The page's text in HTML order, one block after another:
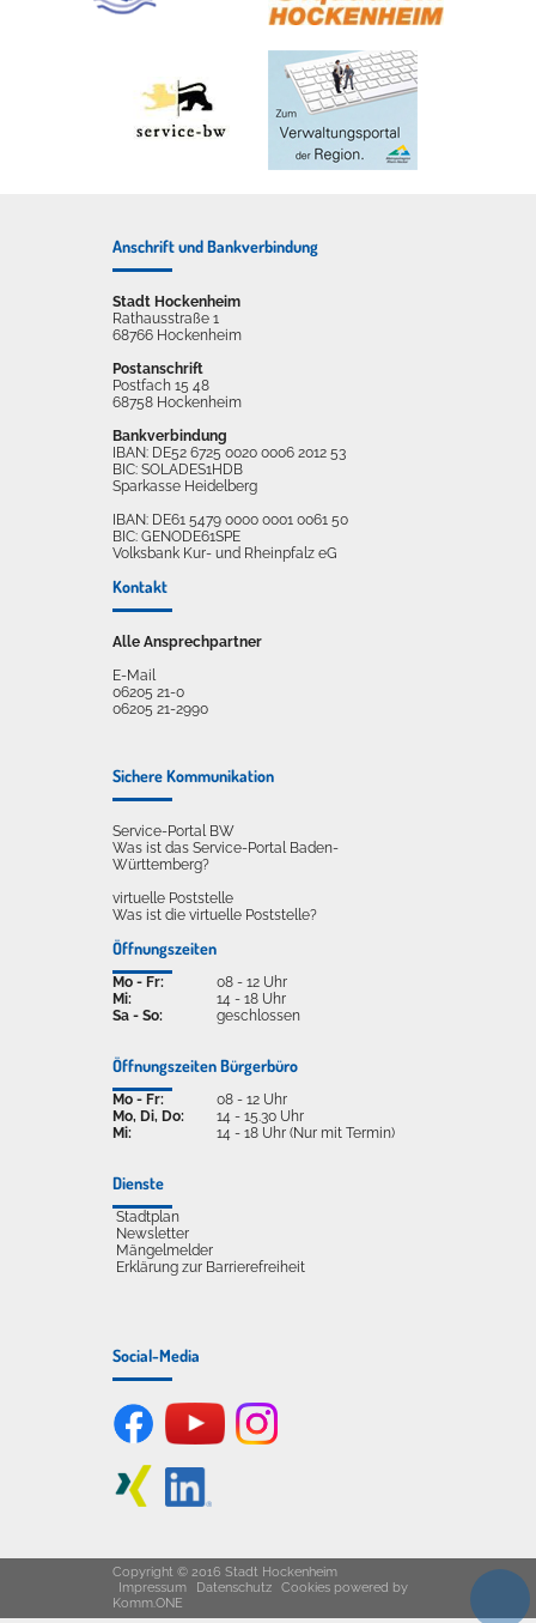
Anschrift und Bankverbindung
Stadt Hockenheim
Rathausstraße 1
68766 Hockenheim
Postanschrift
Postfach 15 48
68758 Hockenheim
Bankverbindung
IBAN: DE52 6725 0020 0006 2012 53
BIC: SOLADES1HDB
Sparkasse Heidelberg
IBAN: DE61 5479 0000 0001 0061 50
BIC: GENODE61SPE
Volksbank Kur- und Rheinpfalz eG
Kontakt
Alle Ansprechpartner
E-Mail
06205 21-0
06205 21-2990
Sichere Kommunikation
Service-Portal BW
Was ist das Service-Portal Baden-
Württemberg?
virtuelle Poststelle
Was ist die virtuelle Poststelle?
Öffnungszeiten
Mo - Fr:
Mi:
Sa - So:
08 - 12 Uhr
14 - 18 Uhr
geschlossen
Öffnungszeiten Bürgerbüro
Mo - Fr:
Mo, Di, Do:
Mi:
08 - 12 Uhr
14 - 15.30 Uhr
14 - 18 Uhr (Nur mit Termin)
Dienste
Stadtplan
Newsletter
Mängelmelder
Erklärung zur Barrierefreiheit
Social-Media
Copyright © 2016 Stadt Hockenheim
Impressum
Datenschutz Cookies powered by
Komm.ONE